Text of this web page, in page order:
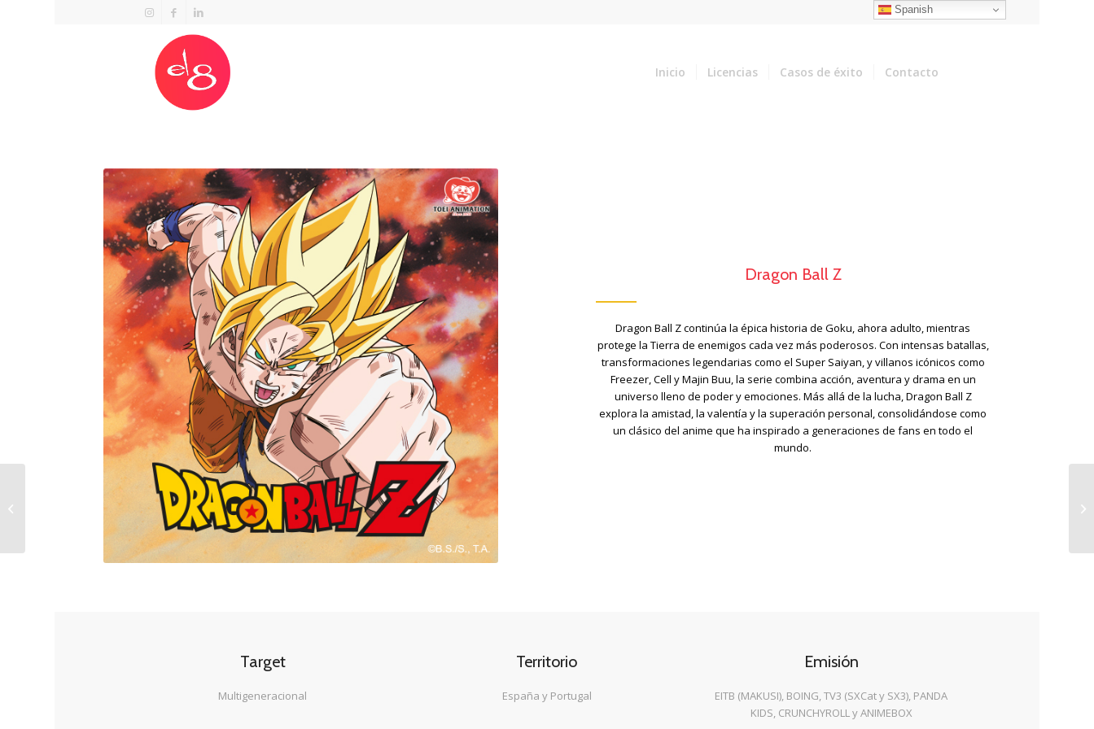
Inicio Licencias Casos de éxito Contacto
Dragon Ball Z
Dragon Ball Z continúa la épica historia de Goku, ahora adulto, mientras
protege la Tierra de enemigos cada vez más poderosos. Con intensas batallas,
transformaciones legendarias como el Super Saiyan, y villanos icónicos como
Freezer, Cell y Majin Buu, la serie combina acción, aventura y drama en un
universo lleno de poder y emociones. Más allá de la lucha, Dragon Ball Z
explora la amistad, la valentía y la superación personal, consolidándose como
un clásico del anime que ha inspirado a generaciones de fans en todo el
mundo.
Target
Multigeneracional
Territorio
España y Portugal
Emisión
EITB (MAKUSI), BOING, TV3 (SXCat y SX3), PANDA
KIDS, CRUNCHYROLL y ANIMEBOX
Spanish